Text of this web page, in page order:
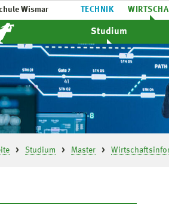
Wismar TECHNIK
Studium
Studium Master